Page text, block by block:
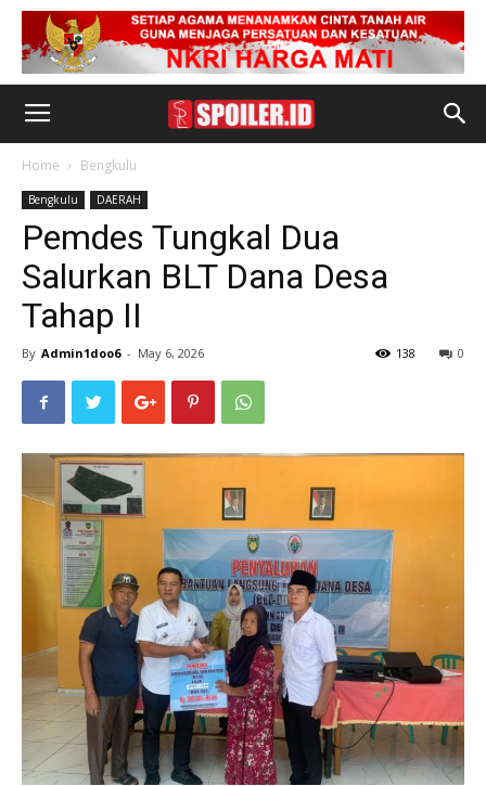
Home Bengkulu
Bengkulu DAERAH
Pemdes Tungkal Dua
Salurkan BLT Dana Desa
Tahap II
By Admin1doo6 - May 6, 2026 0
138